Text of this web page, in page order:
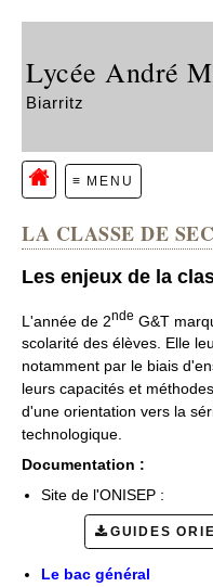
Lycée André
Biarritz
≡ MENU
LA CLASSE DE
Les enjeux de la
L'année de 2nde G&T
scolarité des élèves. Elle
notamment par le biais
leurs capacités et
d'une orientation vers la
technologique.
Documentation :
Site de l'ONISEP :
GUIDES
Le bac général